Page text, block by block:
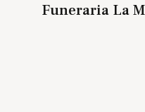
Funeraria La